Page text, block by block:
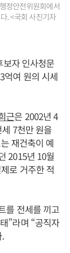
정안전위원회에서
. <국회 사진기자
자 인사청문
억여 원의 시세
근은 2002년 4
7천만 원을
재건축이 예
2015년 10월
로 거주한 적
를 전세를 끼고
”라며 “공직자
.